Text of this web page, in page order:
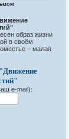
образ жизни
в своём
– малая
e-mail):